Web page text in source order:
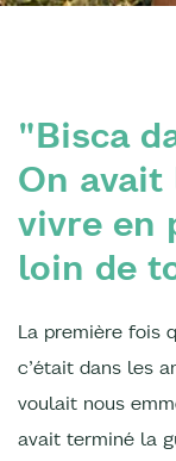
"Bisca
On avait
vivre en
loin de
La première fois
c’était dans les
voulait nous
avait terminé la